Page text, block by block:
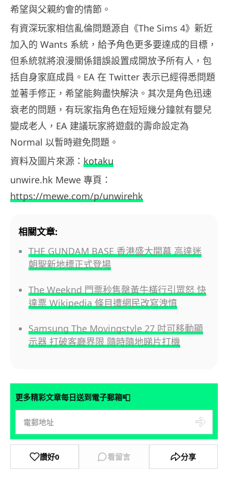
希望與父親約會的情節。
有資深玩家相信亂倫問題源自《The Sims 4》新近
加入的 Wants 系統，給予角色更多要達成的目標，
但系統就將浪漫關係錯誤設置成開放予所有人，包
括自身家庭成員。EA 在 Twitter 表示已經得悉問題
並著手修正，希望能夠盡快解決。其次是角色迅速
衰老的問題，有玩家指角色在短短幾分鐘就有嬰兒
變成老人，EA 建議玩家將遊戲的壽命設定為
Normal 以暫時避免問題。
資料及圖片來源： kotaku
unwire.hk Mewe 專頁：
https://mewe.com/p/unwirehk
相關文章:
THE GUNDAM BASE 香港盛大開幕 高達迷
朝聖新地標正式登場
The Weeknd 門票秒售罄黃牛橫行引眾怒 快
達票 Wikipedia 條目遭網民改寫洩憤
Samsung The Movingstyle 27 吋可移動顯
示器 打破客廳界限 隨時隨地睇片打機
更多精彩文章每日送到電子郵箱📮
讚好0 看留言 分享